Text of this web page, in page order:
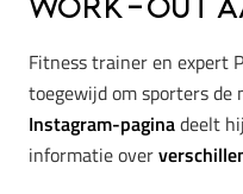
work-out
Fitness trainer en expert
toegewijd om sporters de
Instagram-paginadeelt
informatie over